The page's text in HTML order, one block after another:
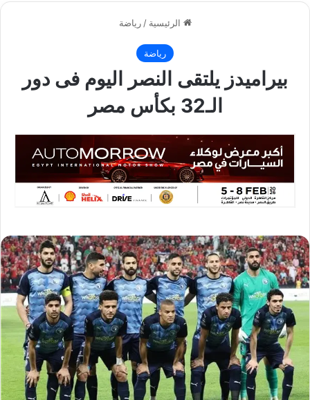
الرئيسية / رياضة
رياضة
بيراميدز يلتقى النصر اليوم فى دور
الـ32 بكأس مصر